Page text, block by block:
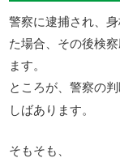
警察に逮捕され、
た場合、その後検
ます。
ところが、警察の
しばあります。
そもそも、